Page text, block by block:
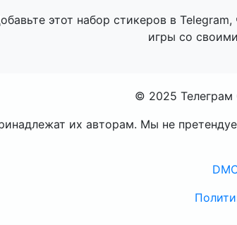
этот набор стикеров в
игры со
© 2025 Телеграм
их авторам. Мы не